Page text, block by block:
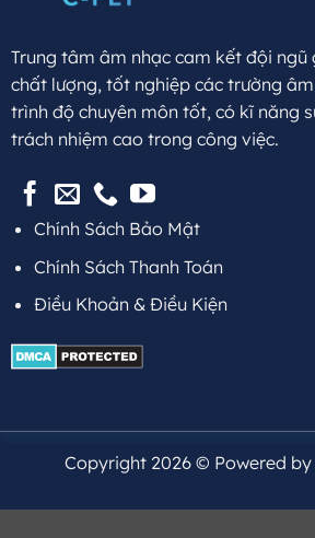
Trung tâm âm nhạc cam kết đội ngũ
chất lượng, tốt nghiệp các trường
trình độ chuyên môn tốt, có kĩ năng
trách nhiệm cao trong công việc.
Chính Sách Bảo Mật
Chính Sách Thanh Toán
Điều Khoản & Điều Kiện
Copyright 2026 © Powered by